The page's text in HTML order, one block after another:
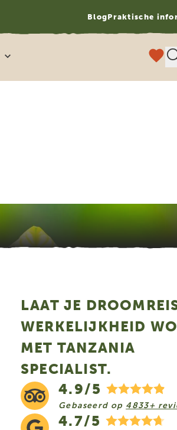
BlogPraktische
LAAT JE
WERKELIJKHEID
MET TANZANIA
SPECIALIST.
4.9/5
Gebaseerd op 4833+
4.7/5